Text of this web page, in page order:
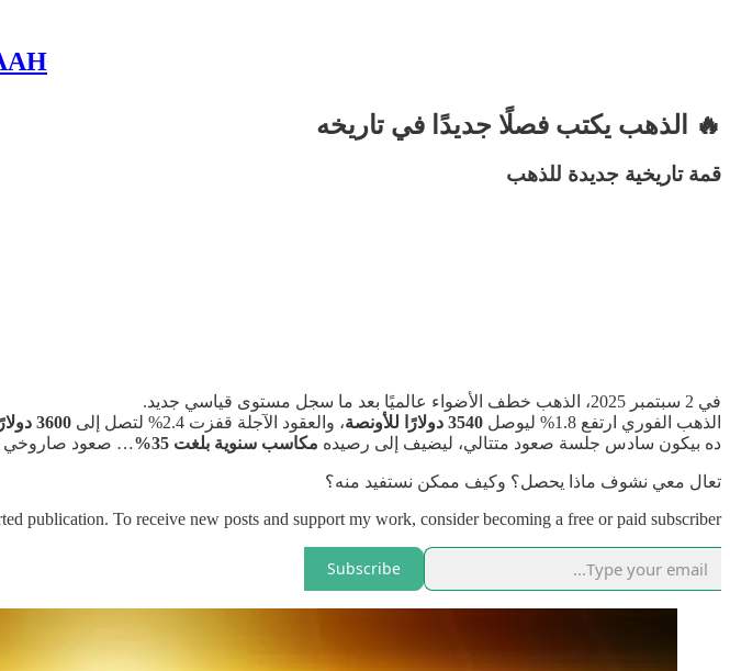
🔥 الذهب يكتب فصلًا جديدًا في تاريخه
قمة تاريخية جديدة للذهب
في 2 سبتمبر 2025، الذهب خطف الأضواء عالميًا بعد ما سجل مستوى قياسي جديد.
الذهب الفوري ارتفع 1.8% ليوصل
3540 دولارًا للأونصة ، والعقود الآجلة قفزت 2.4% لتصل إلى 3600 دولارًا
ده بيكون سادس جلسة صعود متتالي، ليضيف إلى رصيده مكاسب سنوية بلغت 35% … صعود صاروخي
تعال معي نشوف ماذا يحصل؟ وكيف ممكن نستفيد منه؟
publication. To receive new posts and support my work, consider becoming a free or paid subscriber.
Subscribe